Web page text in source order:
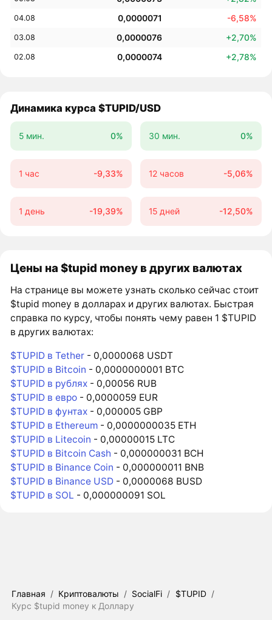
04.08 0,0000071 -6,58%
03.08 0,0000076 +2,70%
02.08 0,0000074 +2,78%
Динамика курса $TUPID/USD
5 мин. 0% 30 мин. 0%
1 час -9,33% 12 часов -5,06%
1 день -19,39% 15 дней -12,50%
Цены на $tupid money в других валютах
На странице вы можете узнать сколько сейчас стоит
$tupid money в долларах и других валютах. Быстрая
справка по курсу, чтобы понять чему равен 1 $TUPID
в других валютах:
$TUPID в Tether - 0,0000068 USDT
$TUPID в Bitcoin - 0,0000000001 BTC
$TUPID в рублях - 0,00056 RUB
$TUPID в евро - 0,0000059 EUR
$TUPID в фунтах - 0,000005 GBP
$TUPID в Ethereum - 0,0000000035 ETH
$TUPID в Litecoin - 0,00000015 LTC
$TUPID в Bitcoin Cash - 0,000000031 BCH
$TUPID в Binance Coin - 0,000000011 BNB
$TUPID в Binance USD - 0,0000068 BUSD
$TUPID в SOL - 0,000000091 SOL
Главная / Криптовалюты / SocialFi / $TUPID /
Курс $tupid money к Доллару